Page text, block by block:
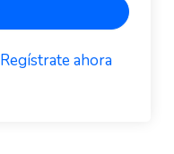
Regístrate ahora